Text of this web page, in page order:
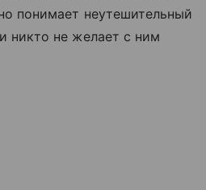
понимает неутешительный
никто не желает с ним